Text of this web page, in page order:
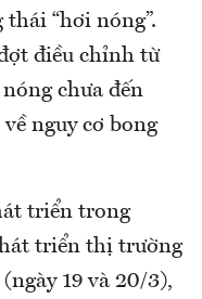
“hơi nóng”.
điều chỉnh từ
chưa đến
nguy cơ bong
triển trong
triển thị trường
19 và 20/3),